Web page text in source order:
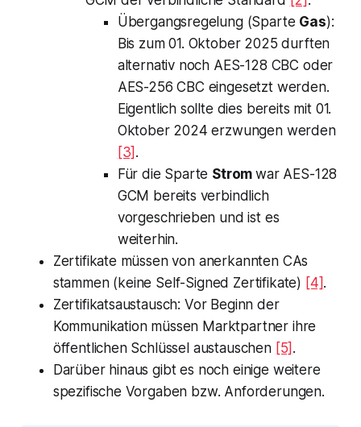
Übergangsregelung (Sparte Gas):
Bis zum 01. Oktober 2025 durften
alternativ noch AES-128 CBC oder
AES-256 CBC eingesetzt werden.
Eigentlich sollte dies bereits mit 01.
Oktober 2024 erzwungen werden
[3] .
Für die Sparte Stromwar AES-128
GCM bereits verbindlich
vorgeschrieben und ist es
weiterhin.
Zertifikate müssen von anerkannten CAs
stammen (keine Self-Signed Zertifikate) [4].
Zertifikatsaustausch: Vor Beginn der
Kommunikation müssen Marktpartner ihre
öffentlichen Schlüssel austauschen [5] .
Darüber hinaus gibt es noch einige weitere
spezifische Vorgaben bzw. Anforderungen.